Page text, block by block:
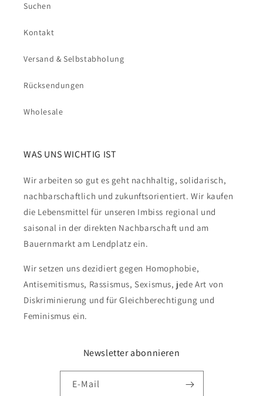
Suchen
Kontakt
Versand & Selbstabholung
Rücksendungen
Wholesale
WAS UNS WICHTIG IST
Wir arbeiten so gut es geht nachhaltig, solidarisch,
nachbarschaftlich und zukunftsorientiert. Wir kaufen
die Lebensmittel für unseren Imbiss regional und
saisonal in der direkten Nachbarschaft und am
Bauernmarkt am Lendplatz ein.
Wir setzen uns dezidiert gegen Homophobie,
Antisemitismus, Rassismus, Sexismus, jede Art von
Diskriminierung und für Gleichberechtigung und
Feminismus ein.
Newsletter abonnieren
E-Mail